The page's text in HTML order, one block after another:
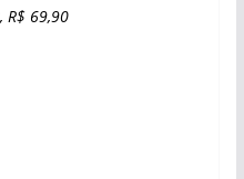
R$ 69,90